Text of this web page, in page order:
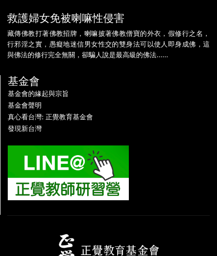
救護婦女免被喇嘛性侵害
藏傳佛教打著佛教招牌，喇嘛披著佛教僧寶的外衣，假修行之名，
行邪淫之實，愚癡地迷信男女性交的雙身法可以使人即身成佛，這
與佛法的修行完全無關，卻騙人說是最高級的佛法......
基金會
基金會的緣起與宗旨
基金會聲明
真心看台灣: 正覺教育基金會
發現新台灣